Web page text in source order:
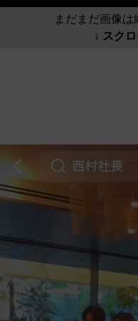
まだまだ画像は
↓ スク